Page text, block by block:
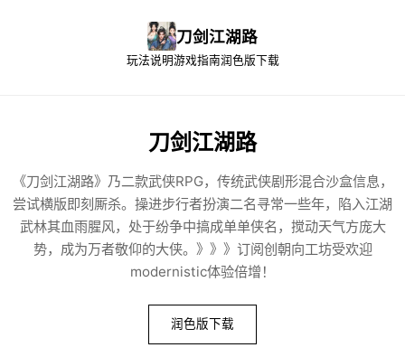
刀剑江湖路
玩法说明游戏指南润色版下载
刀剑江湖路
《刀剑江湖路》乃二款武侠RPG，传统武侠剧形混合沙盒信息，
尝试横版即刻厮杀。操进步行者扮演二名寻常一些年，陷入江湖
武林其血雨腥风，处于纷争中搞成单单侠名，搅动天气方庞大
势，成为万者敬仰的大侠。》》》订阅创朝向工坊受欢迎
modernistic体验倍增！
润色版下载